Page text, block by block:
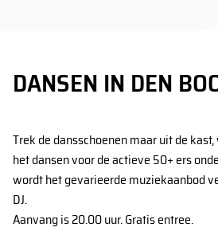
Contact
DANSEN IN DEN
Trek de dansschoenen maar uit de
het dansen voor de actieve 50+ ers
wordt het gevarieerde muziekaanbod
DJ.
Aanvang is 20.00 uur. Gratis entree.